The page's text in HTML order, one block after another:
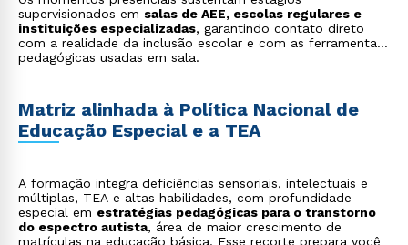
supervisionados em salas de AEE, escolas regulares e
instituições especializadas, garantindo contato direto
com a realidade da inclusão escolar e com as ferramentas
pedagógicas usadas em sala.
Matriz alinhada à Política Nacional de
Educação Especial e a TEA
A formação integra deficiências sensoriais, intelectuais e
múltiplas, TEA e altas habilidades, com profundidade
especial em estratégias pedagógicas para o transtorno
do espectro autista, área de maior crescimento de
matrículas na educação básica. Esse recorte prepara você